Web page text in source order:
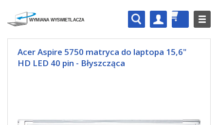
Acer Aspire 5750 matryca do laptopa 15,6"
HD LED 40 pin - Błyszcząca